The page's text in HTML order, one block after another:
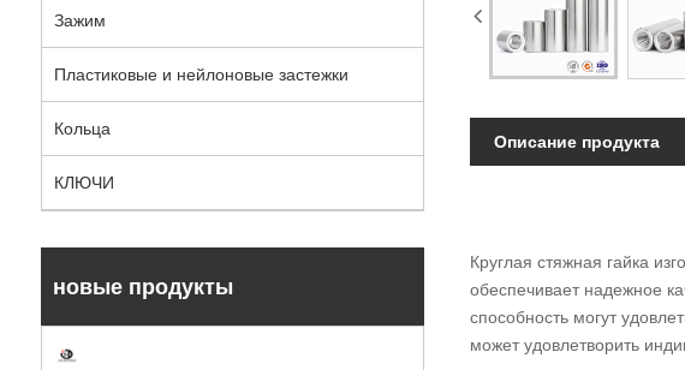
Зажим
Пластиковые и нейлоновые застежки
Кольца
КЛЮЧИ
новые продукты
Описание продукта
Круглая стяжная гайка
обеспечивает надежное
способность могут
может удовлетворить